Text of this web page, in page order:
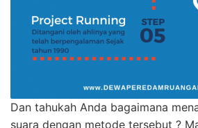
Dan tahukah Anda bagaimana
suara dengan metode tersebut ?